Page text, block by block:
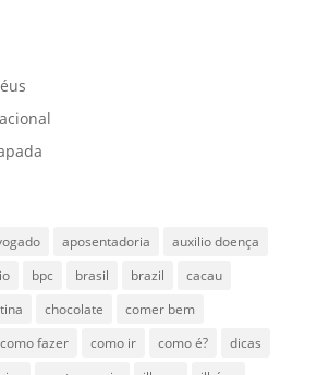
aposentadoria
auxilio doença
bpc brasil brazil
cacau
chocolate
comer bem
como fazer como ir como é?
dicas